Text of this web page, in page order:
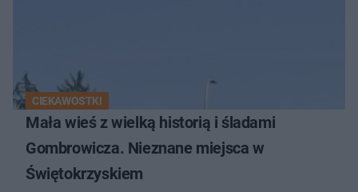
CIEKAWOSTKI
Mała wieś z wielką historią i śladami
Gombrowicza. Nieznane miejsca w
Świętokrzyskiem